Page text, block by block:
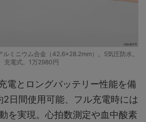
ミニウム合金（42.6×28.2mm）。5気圧防水。
充電式。1万2980円
電とロングバッテリー性能を備
2日間使用可能、フル充電時には
を実現。心拍数測定や血中酸素